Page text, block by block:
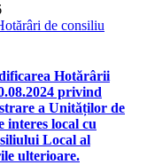
de consiliu
Hotărârii
privind
a Unităților de
interes local cu
Local al
ulterioare.